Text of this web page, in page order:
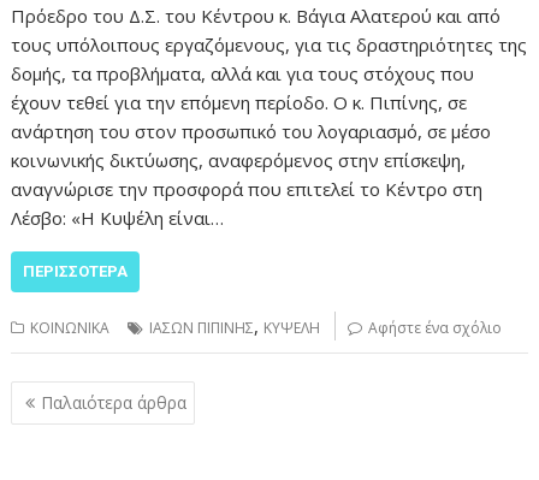
Πρόεδρο του Δ.Σ. του Κέντρου κ. Βάγια Αλατερού και από
τους υπόλοιπους εργαζόμενους, για τις δραστηριότητες της
δομής, τα προβλήματα, αλλά και για τους στόχους που
έχουν τεθεί για την επόμενη περίοδο. Ο κ. Πιπίνης, σε
ανάρτηση του στον προσωπικό του λογαριασμό, σε μέσο
κοινωνικής δικτύωσης, αναφερόμενος στην επίσκεψη,
αναγνώρισε την προσφορά που επιτελεί το Κέντρο στη
Λέσβο: «Η Κυψέλη είναι…
ΠΕΡΙΣΣΌΤΕΡΑ
ΚΟΙΝΩΝΙΚΑ ΙΑΣΩΝ ΠΙΠΙΝΗΣ, ΚΥΨΕΛΗ Αφήστε ένα σχόλιο
Πλοήγηση
άρθρων
Παλαιότερα άρθρα